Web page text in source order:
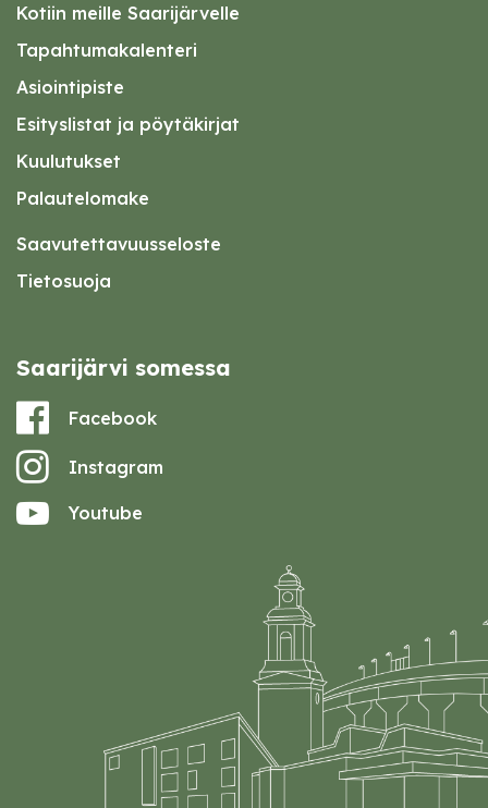
Kotiin meille Saarijärvelle
Tapahtumakalenteri
Asiointipiste
Esityslistat ja pöytäkirjat
Kuulutukset
Palautelomake
Saavutettavuusseloste
Tietosuoja
Saarijärvi somessa
Facebook
Instagram
Youtube